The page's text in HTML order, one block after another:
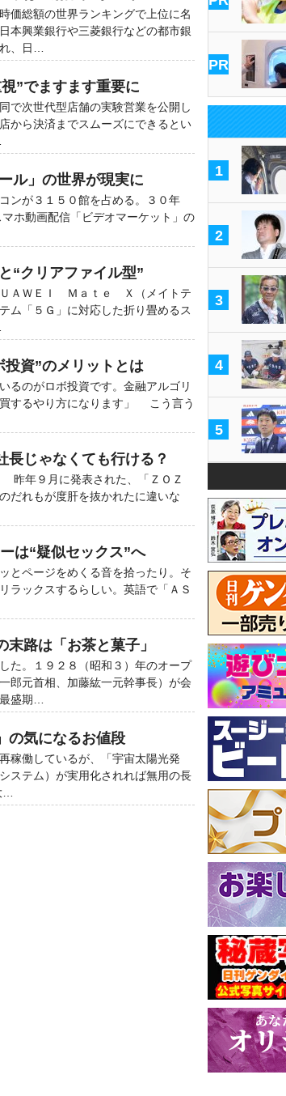
価総額の世界ランキングで上位に名
本興業銀行や三菱銀行などの都市銀
、日…
”でますます重要に
で次世代型店舗の実験営業を公開し
から決済までスムーズにできるとい
ル」の世界が現実に
ンが３１５０館を占める。３０年
動画配信「ビデオマーケット」の
“クリアファイル型”
ＡＷＥＩ Ｍａｔｅ Ｘ（メイトテ
ム「５Ｇ」に対応した折り畳めるス
資”のメリットとは
るのがロボ投資です。金融アルゴリ
するやり方になります」 こう言う
長じゃなくても行ける？
年９月に発表された、「ＺＯＺ
だれもが度肝を抜かれたに違いな
は“疑似セックス”へ
とページをめくる音を拾ったり。そ
ラックスするらしい。英語で「ＡＳ
路は「お茶と菓子」
た。１９２８（昭和３）年のオープ
郎元首相、加藤紘一元幹事長）が会
盛期…
の気になるお値段
働しているが、「宇宙太陽光発
ステム）が実用化されれば無用の長
PR
1
2
3
4
5